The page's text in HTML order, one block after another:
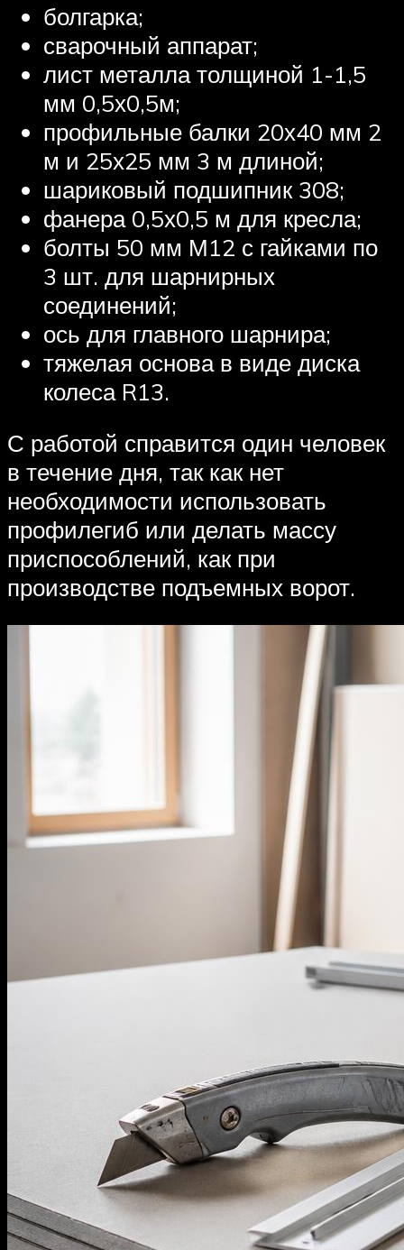
болгарка;
сварочный аппарат;
лист металла толщиной 1-1,5
мм 0,5х0,5м;
профильные балки 20х40 мм 2
м и 25х25 мм 3 м длиной;
шариковый подшипник 308;
фанера 0,5х0,5 м для кресла;
болты 50 мм М12 с гайками по
3 шт. для шарнирных
соединений;
ось для главного шарнира;
тяжелая основа в виде диска
колеса R13.
С работой справится один человек
в течение дня, так как нет
необходимости использовать
профилегиб или делать массу
приспособлений, как при
производстве подъемных ворот.